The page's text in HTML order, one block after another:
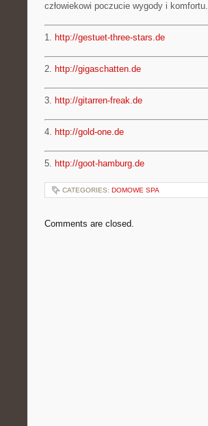
człowiekowi poczucie wygody i komfortu.
1. http://gestuet-three-stars.de
2. http://gigaschatten.de
3. http://gitarren-freak.de
4. http://gold-one.de
5. http://goot-hamburg.de
CATEGORIES: DOMOWE SPA
Comments are closed.